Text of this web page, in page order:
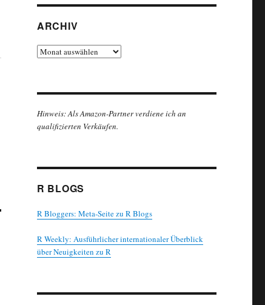
ARCHIV
Archiv
Hinweis: Als Amazon-Partner verdiene ich an
qualifizierten Verkäufen.
R BLOGS
R Bloggers: Meta-Seite zu R Blogs
R Weekly: Ausführlicher internationaler Überblick
über Neuigkeiten zu R